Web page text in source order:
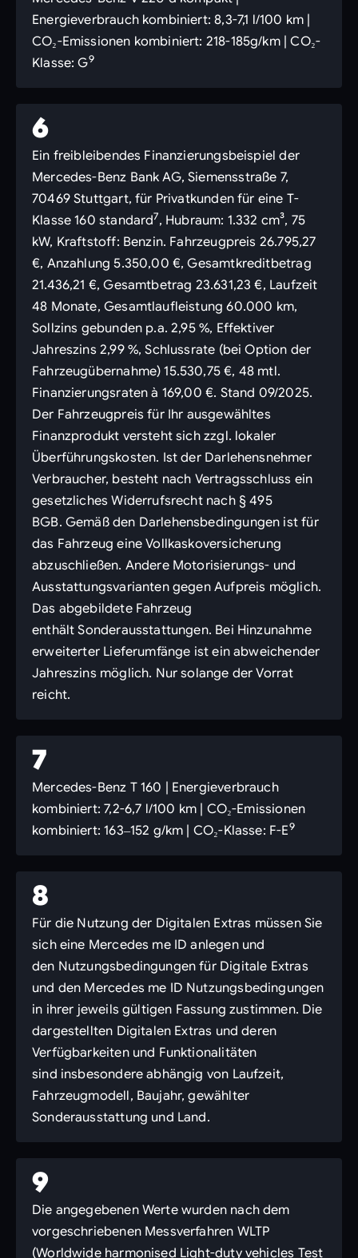
Energieverbrauch kombiniert: 8,3-7,1 l/100 km |
CO₂-Emissionen kombiniert: 218-185g/km | CO₂-
Klasse: G9
6
Ein freibleibendes Finanzierungsbeispiel der
Mercedes-Benz Bank AG, Siemensstraße 7,
70469 Stuttgart, für Privatkunden für eine T-
Klasse 160 standard7, Hubraum: 1.332 cm³, 75
kW, Kraftstoff: Benzin. Fahrzeugpreis 26.795,27
€, Anzahlung 5.350,00 €, Gesamtkreditbetrag
21.436,21 €, Gesamtbetrag 23.631,23 €, Laufzeit
48 Monate, Gesamtlaufleistung 60.000 km,
Sollzins gebunden p.a. 2,95 %, Effektiver
Jahreszins 2,99 %, Schlussrate (bei Option der
Fahrzeugübernahme) 15.530,75 €, 48 mtl.
Finanzierungsraten à 169,00 €. Stand 09/2025.
Der Fahrzeugpreis für Ihr ausgewähltes
Finanzprodukt versteht sich zzgl. lokaler
Überführungskosten. Ist der Darlehensnehmer
Verbraucher, besteht nach Vertragsschluss ein
gesetzliches Widerrufsrecht nach § 495
BGB. Gemäß den Darlehensbedingungen ist für
das Fahrzeug eine Vollkaskoversicherung
abzuschließen. Andere Motorisierungs- und
Ausstattungsvarianten gegen Aufpreis möglich.
Das abgebildete Fahrzeug
enthält Sonderausstattungen. Bei Hinzunahme
erweiterter Lieferumfänge ist ein abweichender
Jahreszins möglich. Nur solange der Vorrat
reicht.
7
Mercedes-Benz T 160 | Energieverbrauch
kombiniert: 7,2-6,7 l/100 km | CO₂-Emissionen
kombiniert: 163‒152 g/km | CO₂-Klasse: F-E9
8
Für die Nutzung der Digitalen Extras müssen Sie
sich eine Mercedes me ID anlegen und
den Nutzungsbedingungen für Digitale Extras
und den Mercedes me ID Nutzungsbedingungen
in ihrer jeweils gültigen Fassung zustimmen. Die
dargestellten Digitalen Extras und deren
Verfügbarkeiten und Funktionalitäten
sind insbesondere abhängig von Laufzeit,
Fahrzeugmodell, Baujahr, gewählter
Sonderausstattung und Land.
9
Die angegebenen Werte wurden nach dem
vorgeschriebenen Messverfahren WLTP
(Worldwide harmonised Light-duty vehicles Test